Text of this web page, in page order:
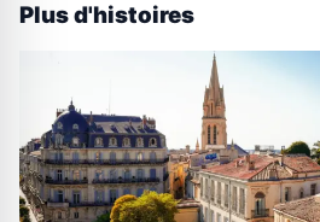
Plus d'histoires